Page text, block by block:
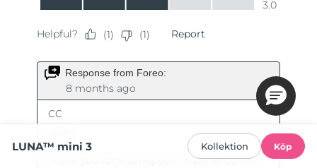
LUNA™ mini 3 Kollektion Köp